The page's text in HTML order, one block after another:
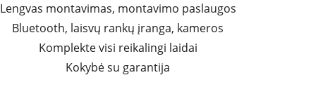
Lengvas montavimas, montavimo paslaugos
Bluetooth, laisvų rankų įranga, kameros
Komplekte visi reikalingi laidai
Kokybė su garantija